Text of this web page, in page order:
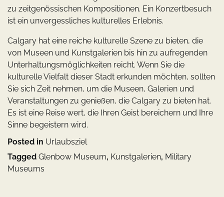
zu zeitgenössischen Kompositionen. Ein Konzertbesuch
ist ein unvergessliches kulturelles Erlebnis.
Calgary hat eine reiche kulturelle Szene zu bieten, die
von Museen und Kunstgalerien bis hin zu aufregenden
Unterhaltungsmöglichkeiten reicht. Wenn Sie die
kulturelle Vielfalt dieser Stadt erkunden möchten, sollten
Sie sich Zeit nehmen, um die Museen, Galerien und
Veranstaltungen zu genießen, die Calgary zu bieten hat.
Es ist eine Reise wert, die Ihren Geist bereichern und Ihre
Sinne begeistern wird.
Posted in Urlaubsziel
Tagged Glenbow Museum, Kunstgalerien, Military
Museums